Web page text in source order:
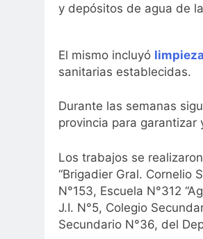
y depósitos de agua de
El mismo incluyó limpieza
sanitarias establecidas.
Durante las semanas
provincia para
Los trabajos se
“Brigadier Gral. Cornelio
N°153, Escuela N°312
J.I. N°5, Colegio
Secundario N°36, del